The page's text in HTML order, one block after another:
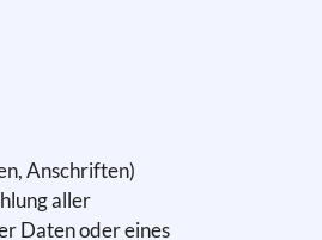
Anschriften)
aller
Daten oder eines